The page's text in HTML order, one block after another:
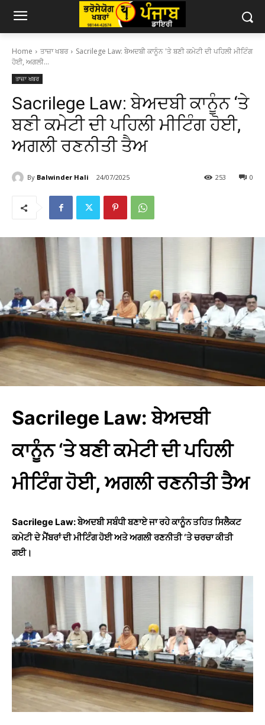
Home ਤਾਜ਼ਾ ਖਬਰ
Sacrilege Law: ਬੇਅਦਬੀ ਕਾਨੂੰਨ 'ਤੇ ਬਣੀ ਕਮੇਟੀ ਦੀ ਪਹਿਲੀ ਮੀਟਿੰਗ
ਹੋਈ, ਅਗਲੀ...
ਤਾਜ਼ਾ ਖਬਰ
Sacrilege Law: ਬੇਅਦਬੀ ਕਾਨੂੰਨ ‘ਤੇ
ਬਣੀ ਕਮੇਟੀ ਦੀ ਪਹਿਲੀ ਮੀਟਿੰਗ ਹੋਈ,
ਅਗਲੀ ਰਣਨੀਤੀ ਤੈਅ
By Balwinder Hali 24/07/2025 0
253
Sacrilege Law: ਬੇਅਦਬੀ
ਕਾਨੂੰਨ ‘ਤੇ ਬਣੀ ਕਮੇਟੀ ਦੀ ਪਹਿਲੀ
ਮੀਟਿੰਗ ਹੋਈ, ਅਗਲੀ ਰਣਨੀਤੀ ਤੈਅ
Sacrilege Law: ਬੇਅਦਬੀ ਸਬੰਧੀ ਬਣਾਏ ਜਾ ਰਹੇ ਕਾਨੂੰਨ ਤਹਿਤ ਸਿਲੈਕਟ
ਕਮੇਟੀ ਦੇ ਮੈਂਬਰਾਂ ਦੀ ਮੀਟਿੰਗ ਹੋਈ ਅਤੇ ਅਗਲੀ ਰਣਨੀਤੀ ‘ਤੇ ਚਰਚਾ ਕੀਤੀ
ਗਈ।